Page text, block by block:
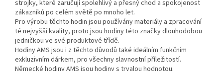
strojky, které zaručují spolehlivý a přesný chod a spokojenost
zákazníků po celém světě po mnoho let.
Pro výrobu těchto hodin jsou používány materiály a zpracování
té nejvyšší kvality, proto jsou hodiny této značky dlouhodobou
jedničkou ve své produktové třídě.
Hodiny AMS jsou i z těchto důvodů také ideálním funkčním
exkluzivním dárkem, pro všechny slavnostní příležitostí.
Německé hodiny AMS jsou hodiny s trvalou hodnotou.